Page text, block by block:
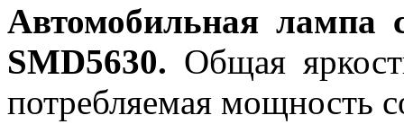
Автомобильная лампа
SMD5630. Общая
потребляемая мощность